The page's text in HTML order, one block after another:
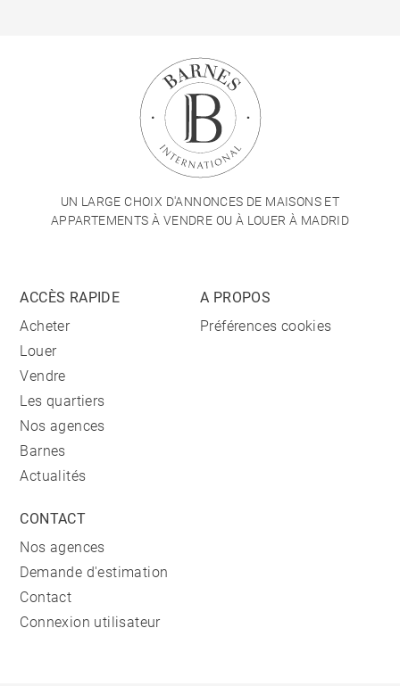
UN LARGE CHOIX D'ANNONCES DE MAISONS ET
APPARTEMENTS À VENDRE OU À LOUER À MADRID
ACCÈS RAPIDE
Acheter
Louer
Vendre
Les quartiers
Nos agences
Barnes
Actualités
A PROPOS
Préférences cookies
CONTACT
Nos agences
Demande d'estimation
Contact
Connexion utilisateur